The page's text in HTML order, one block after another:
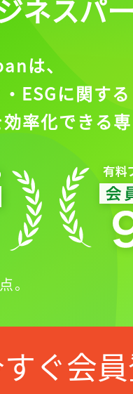
ネスパ
は、
ESGに関する
率化できる
。
ぐ会